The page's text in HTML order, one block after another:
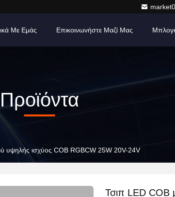
Με Εμάς Επικοινωνήστε Μαζί Μας
Προϊόντα
υψηλής ισχύος COB RGBCW 25W 20V-24V
Τσιπ LED COB